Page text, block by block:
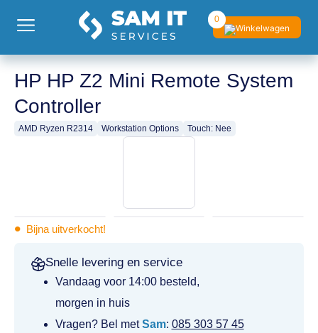
0
HP HP Z2 Mini Remote System
Controller
AMD Ryzen R2314 Workstation Options Touch: Nee
• Bijna uitverkocht!
Snelle levering en service
Vandaag voor 14:00 besteld,
morgen in huis
Vragen? Bel metSam: 085 303 57 45